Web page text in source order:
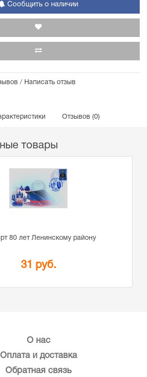
Сообщить о наличии
/ Написать отзыв
Отзывов (0)
товары
80 лет Ленинскому району
31 руб.
О нас
Оплата и доставка
Обратная связь